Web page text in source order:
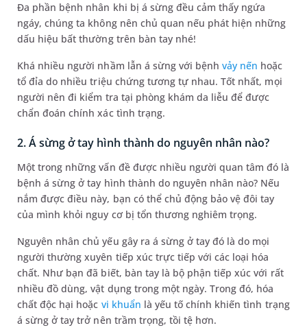
Đa phần bệnh nhân khi bị á sừng đều cảm thấy ngứa
ngáy, chúng ta không nên chủ quan nếu phát hiện những
dấu hiệu bất thường trên bàn tay nhé!
Khá nhiều người nhầm lẫn á sừng với bệnhvảy nến hoặc
tổ đỉa do nhiều triệu chứng tương tự nhau. Tốt nhất, mọi
người nên đi kiểm tra tại phòng khám da liễu để được
chẩn đoán chính xác tình trạng.
2. Á sừng ở tay hình thành do nguyên nhân nào?
Một trong những vấn đề được nhiều người quan tâm đó là
bệnh á sừng ở tay hình thành do nguyên nhân nào? Nếu
nắm được điều này, bạn có thể chủ động bảo vệ đôi tay
của mình khỏi nguy cơ bị tổn thương nghiêm trọng.
Nguyên nhân chủ yếu gây ra á sừng ở tay đó là do mọi
người thường xuyên tiếp xúc trực tiếp với các loại hóa
chất. Như bạn đã biết, bàn tay là bộ phận tiếp xúc với rất
nhiều đồ dùng, vật dụng trong một ngày. Trong đó, hóa
chất độc hại hoặc vi khuẩn là yếu tố chính khiến tình trạng
á sừng ở tay trở nên trầm trọng, tồi tệ hơn.